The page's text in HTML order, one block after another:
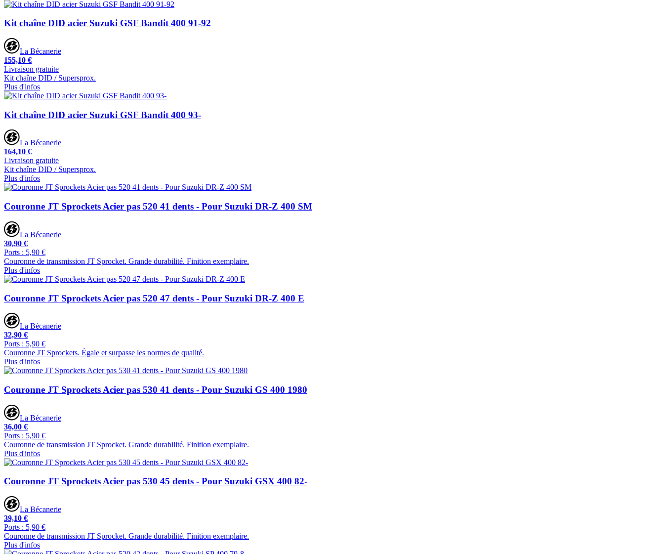
Kit chaîne DID acier Suzuki GSF Bandit 400 91-92
La Bécanerie
155,10 €
Livraison gratuite
Kit chaîne DID / Supersprox.
Plus d'infos
Kit chaîne DID acier Suzuki GSF Bandit 400 93-
La Bécanerie
164,10 €
Livraison gratuite
Kit chaîne DID / Supersprox.
Plus d'infos
Couronne JT Sprockets Acier pas 520 41 dents - Pour Suzuki DR-Z 400 SM
La Bécanerie
30,90 €
Ports : 5,90 €
Couronne de transmission JT Sprocket. Grande durabilité. Finition exemplaire.
Plus d'infos
Couronne JT Sprockets Acier pas 520 47 dents - Pour Suzuki DR-Z 400 E
La Bécanerie
32,90 €
Ports : 5,90 €
Couronne JT Sprockets. Égale et surpasse les normes de qualité.
Plus d'infos
Couronne JT Sprockets Acier pas 530 41 dents - Pour Suzuki GS 400 1980
La Bécanerie
36,00 €
Ports : 5,90 €
Couronne de transmission JT Sprocket. Grande durabilité. Finition exemplaire.
Plus d'infos
Couronne JT Sprockets Acier pas 530 45 dents - Pour Suzuki GSX 400 82-
La Bécanerie
39,10 €
Ports : 5,90 €
Couronne de transmission JT Sprocket. Grande durabilité. Finition exemplaire.
Plus d'infos